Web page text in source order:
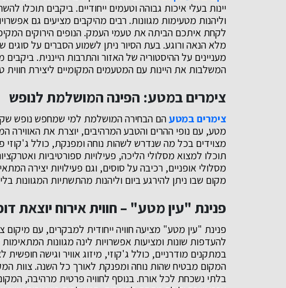
יינות בעלי איכות גבוהה וטעמים ייחודיים. ביקבים תוכלו
וליהנות מטעימות מגוונות. רבים מהיקבים מציעים גם
לקחת איתכם הביתה את טעמי העמק. הנופים הירוקים
מלא הנאה ורוגע. בעת הסיור ניתן לשמוע הסברים על סוגים
מעניינים על ההיסטוריה של האזור והתרבות הייננית.
המשלבות את היינות עם המטעמים המקומיים ליצירת חווית
צימרים במטע: הפינה המושלמת לנופש
צימרים במטע הם הבחירה המושלמת למי שמחפש נופש
מטע, עם נופי ההרים והטבע המרהיבים, יוצרת את
מצוידים בכל מה שנדרש לשהות נוחה ומפנקת, כולל ג'קוזי
תוכלו למצוא מסלולי הליכה, פעילויות ספורטיביות
מסלולי אופניים, רכיבה על סוסים, וגם פעילויות יצירה
מקום שבו ניתן להירגע ביום וליהנות מהתשתיות המגוונות
פנינת "עין מטע" – חווית אירוח יוצאת
פנינת "עין מטע" מציעה חוויה ייחודית למבקרים, עם מיקום
להעדפות שונות ומציעות אפשרויות לינה מגוונות
במתקנים מודרניים, כולל ג'קוזי, מיזוג אוויר וגישה
המקום מבטיח שהות נוחה ומפנקת לאורך כל השנה. צוות
בלתי נשכחת לכל אורח. בנוסף לחוויה פרטית מרהיבה,